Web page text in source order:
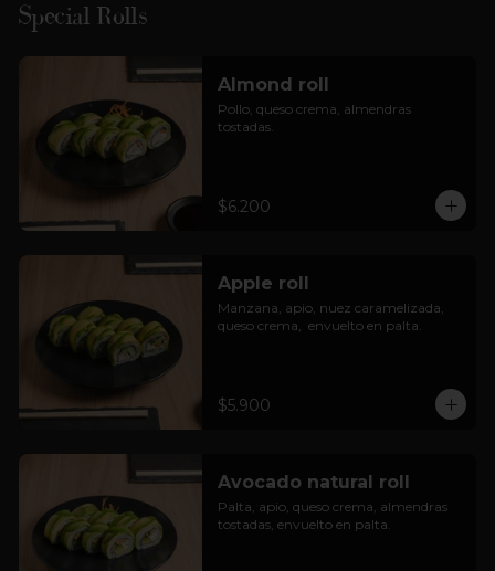
Special Rolls
Almond roll
Pollo, queso crema, almendras
tostadas.
$6.200
Apple roll
Manzana, apio, nuez caramelizada,
queso crema,  envuelto en palta.
$5.900
Avocado natural roll
Palta, apio, queso crema, almendras
tostadas, envuelto en palta.